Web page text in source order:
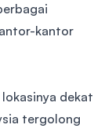
kantor
dekat
tergolong